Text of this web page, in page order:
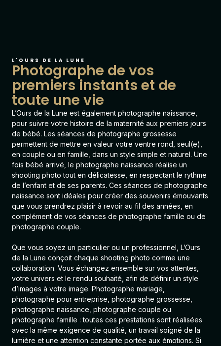
L'OURS DE LA LUNE
Photographe de vos
premiers instants et de
toute une vie
L’Ours de la Lune est également photographe naissance
pour suivre votre histoire de la maternité aux premiers jours
de bébé. Les séances de photographe grossesse
permettent de mettre en valeur votre ventre rond, seul(e),
en couple ou en famille, dans un style simple et naturel. Une
fois bébé arrivé, le photographe naissance réalise un
shooting photo tout en délicatesse, en respectant le rythme
de l’enfant et de ses parents. Ces séances de photographe
naissance sont idéales pour créer des souvenirs émouvants
que vous prendrez plaisir à revoir au fil des années, en
complément de vos séances de photographe famille ou de
photographe couple.
Que vous soyez un particulier ou un professionnel, L’Ours
de la Lune conçoit chaque shooting photo comme une
collaboration. Vous échangez ensemble sur vos attentes,
votre univers et le rendu souhaité, afin de définir un style
d’images à votre image. Photographe mariage
photographe pour entreprise photographe grossesse
photographe naissance photographe couple ou
photographe famille : toutes ces prestations sont réalisées
avec la même exigence de qualité, un travail soigné de la
lumière et une attention constante portée aux émotions. Si